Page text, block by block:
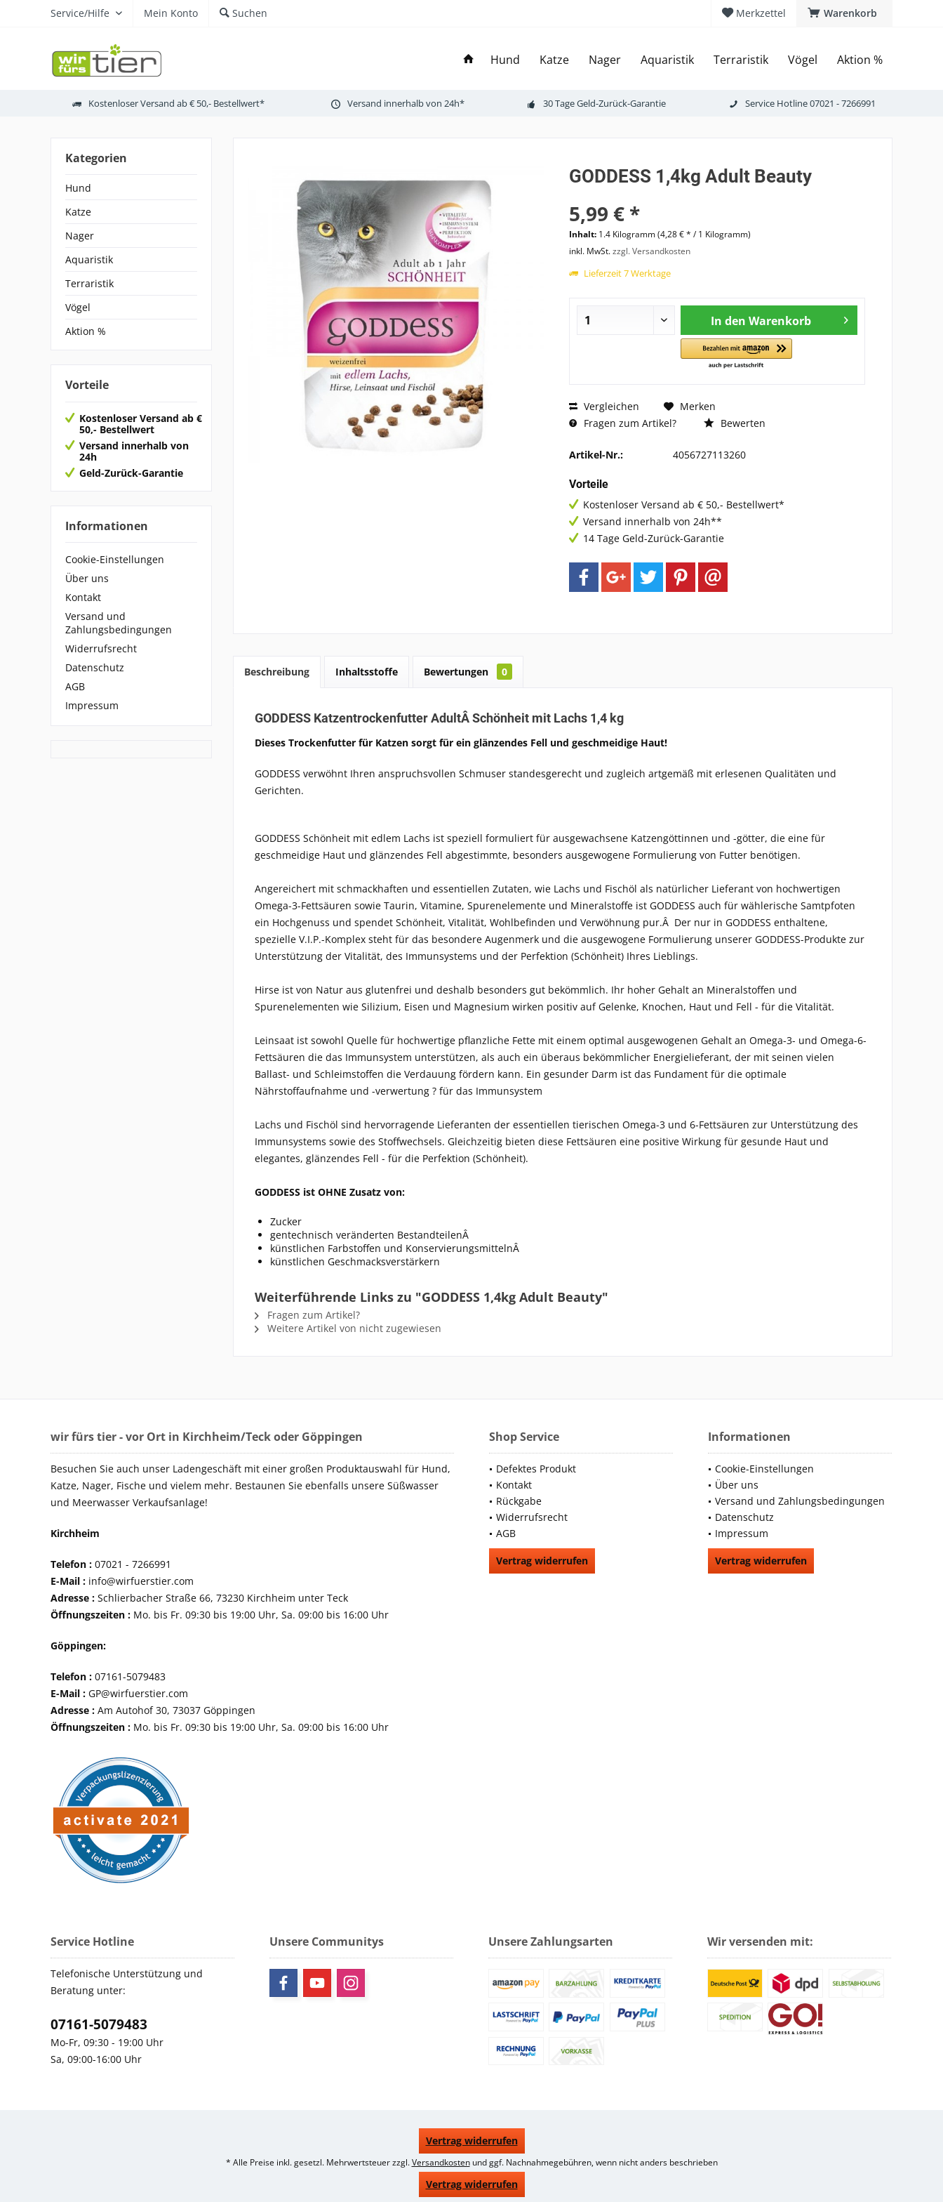
Warenkorb
Merkzettel
Service/Hilfe Mein Konto Suchen
Hund Katze Nager Aquaristik Terraristik Vögel Aktion %
Kostenloser Versand ab € 50,- Bestellwert* Versand innerhalb von 24h* 30 Tage Geld-Zurück-Garantie Service Hotline 07021 - 7266991
Kategorien
Hund
Katze
Nager
Aquaristik
Terraristik
Vögel
Aktion %
Vorteile
Kostenloser Versand ab €
50,- Bestellwert
Versand innerhalb von
24h
Geld-Zurück-Garantie
Informationen
Cookie-Einstellungen
Über uns
Kontakt
Versand und
Zahlungsbedingungen
Widerrufsrecht
Datenschutz
AGB
Impressum
GODDESS 1,4kg Adult Beauty
5,99 € *
Inhalt: 1.4 Kilogramm (4,28 € * / 1 Kilogramm)
inkl. MwSt.zzgl. Versandkosten
Lieferzeit 7 Werktage
In den Warenkorb
Vergleichen
Merken
Fragen zum Artikel?
Bewerten
Artikel-Nr.: 4056727113260
Vorteile
Kostenloser Versand ab € 50,- Bestellwert*
Versand innerhalb von 24h**
14 Tage Geld-Zurück-Garantie
Beschreibung Inhaltsstoffe Bewertungen 0
GODDESS Katzentrockenfutter AdultÂSchönheit mit Lachs 1,4 kg
Dieses Trockenfutter für Katzen sorgt für ein glänzendes Fell und geschmeidige Haut!
GODDESS verwöhnt Ihren anspruchsvollen Schmuser standesgerecht und zugleich artgemäß mit erlesenen Qualitäten und
Gerichten.
GODDESS Schönheit mit edlem Lachs ist speziell formuliert für ausgewachsene Katzengöttinnen und -götter, die eine für
geschmeidige Haut und glänzendes Fell abgestimmte, besonders ausgewogene Formulierung von Futter benötigen.
Angereichert mit schmackhaften und essentiellen Zutaten, wie Lachs und Fischöl als natürlicher Lieferant von hochwertigen
Omega-3-Fettsäuren sowie Taurin, Vitamine, Spurenelemente und Mineralstoffe ist GODDESS auch für wählerische Samtpfoten
ein Hochgenuss und spendet Schönheit, Vitalität, Wohlbefinden und Verwöhnung pur.Â Der nur in GODDESS enthaltene,
spezielle V.I.P.-Komplex steht für das besondere Augenmerk und die ausgewogene Formulierung unserer GODDESS-Produkte zur
Unterstützung der Vitalität, des Immunsystems und der Perfektion (Schönheit) Ihres Lieblings.
Hirse ist von Natur aus glutenfrei und deshalb besonders gut bekömmlich. Ihr hoher Gehalt an Mineralstoffen und
Spurenelementen wie Silizium, Eisen und Magnesium wirken positiv auf Gelenke, Knochen, Haut und Fell - für die Vitalität.
Leinsaat ist sowohl Quelle für hochwertige pflanzliche Fette mit einem optimal ausgewogenen Gehalt an Omega-3- und Omega-6-
Fettsäuren die das Immunsystem unterstützen, als auch ein überaus bekömmlicher Energielieferant, der mit seinen vielen
Ballast- und Schleimstoffen die Verdauung fördern kann. Ein gesunder Darm ist das Fundament für die optimale
Nährstoffaufnahme und -verwertung ? für das Immunsystem
Lachs und Fischöl sind hervorragende Lieferanten der essentiellen tierischen Omega-3 und 6-Fettsäuren zur Unterstützung des
Immunsystems sowie des Stoffwechsels. Gleichzeitig bieten diese Fettsäuren eine positive Wirkung für gesunde Haut und
elegantes, glänzendes Fell - für die Perfektion (Schönheit).
GODDESS ist OHNE Zusatz von:
Zucker
gentechnisch veränderten BestandteilenÂ
künstlichen Farbstoffen und KonservierungsmittelnÂ
künstlichen Geschmacksverstärkern
Weiterführende Links zu "GODDESS 1,4kg Adult Beauty"
Fragen zum Artikel?
Weitere Artikel von nicht zugewiesen
wir fürs tier - vor Ort in Kirchheim/Teck oder Göppingen
Besuchen Sie auch unser Ladengeschäft mit einer großen Produktauswahl für Hund,
Katze, Nager, Fische und vielem mehr. Bestaunen Sie ebenfalls unsere Süßwasser
und Meerwasser Verkaufsanlage!
Kirchheim
Telefon : 07021 - 7266991
E-Mail : info@wirfuerstier.com
Adresse : Schlierbacher Straße 66, 73230 Kirchheim unter Teck
Öffnungszeiten : Mo. bis Fr. 09:30 bis 19:00 Uhr, Sa. 09:00 bis 16:00 Uhr
Göppingen:
Telefon : 07161-5079483
E-Mail : GP@wirfuerstier.com
Adresse : Am Autohof 30, 73037 Göppingen
Öffnungszeiten : Mo. bis Fr. 09:30 bis 19:00 Uhr, Sa. 09:00 bis 16:00 Uhr
Shop Service
Defektes Produkt
Kontakt
Rückgabe
Widerrufsrecht
AGB
Vertrag widerrufen
Informationen
Cookie-Einstellungen
Über uns
Versand und Zahlungsbedingungen
Datenschutz
Impressum
Vertrag widerrufen
Service Hotline
Telefonische Unterstützung und
Beratung unter:
07161-5079483
Mo-Fr, 09:30 - 19:00 Uhr
Sa, 09:00-16:00 Uhr
Unsere Communitys Unsere Zahlungsarten Wir versenden mit:
Vertrag widerrufen
* Alle Preise inkl. gesetzl. Mehrwertsteuer zzgl.Versandkostenund ggf. Nachnahmegebühren, wenn nicht anders beschrieben
Vertrag widerrufen